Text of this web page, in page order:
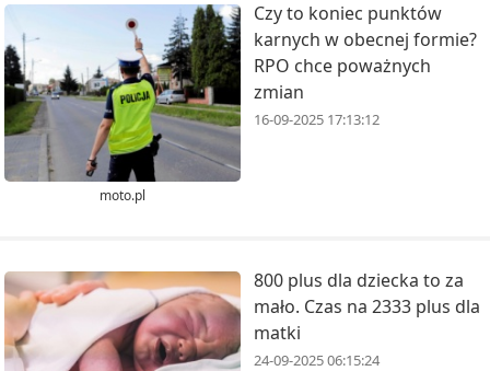
moto.pl
Czy to koniec punktów
karnych w obecnej formie?
RPO chce poważnych
zmian
16-09-2025 17:13:12
800 plus dla dziecka to za
mało. Czas na 2333 plus dla
matki
24-09-2025 06:15:24